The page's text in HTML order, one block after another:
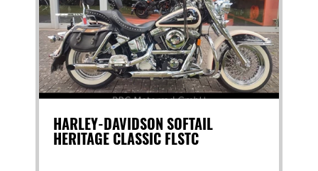
HARLEY-DAVIDSON SOFTAIL
HERITAGE CLASSIC FLSTC